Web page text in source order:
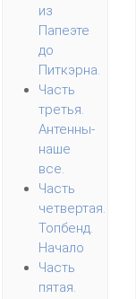
из
Папеэте
до
Питкэрна.
Часть
третья.
Антенны-
наше
все.
Часть
четвертая.
Топбенд.
Начало
Часть
пятая.